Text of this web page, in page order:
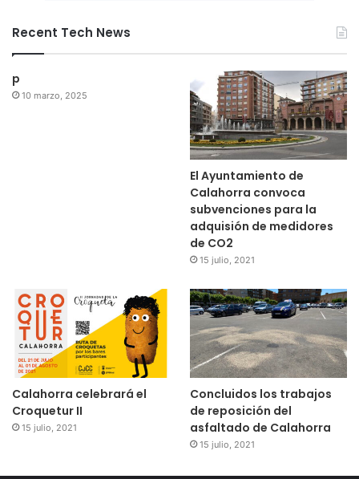
Recent Tech News
p
10 marzo, 2025
El Ayuntamiento de
Calahorra convoca
subvenciones para la
adquisión de medidores
de CO2
15 julio, 2021
Calahorra celebrará el
Croquetur II
15 julio, 2021
Concluidos los trabajos
de reposición del
asfaltado de Calahorra
15 julio, 2021